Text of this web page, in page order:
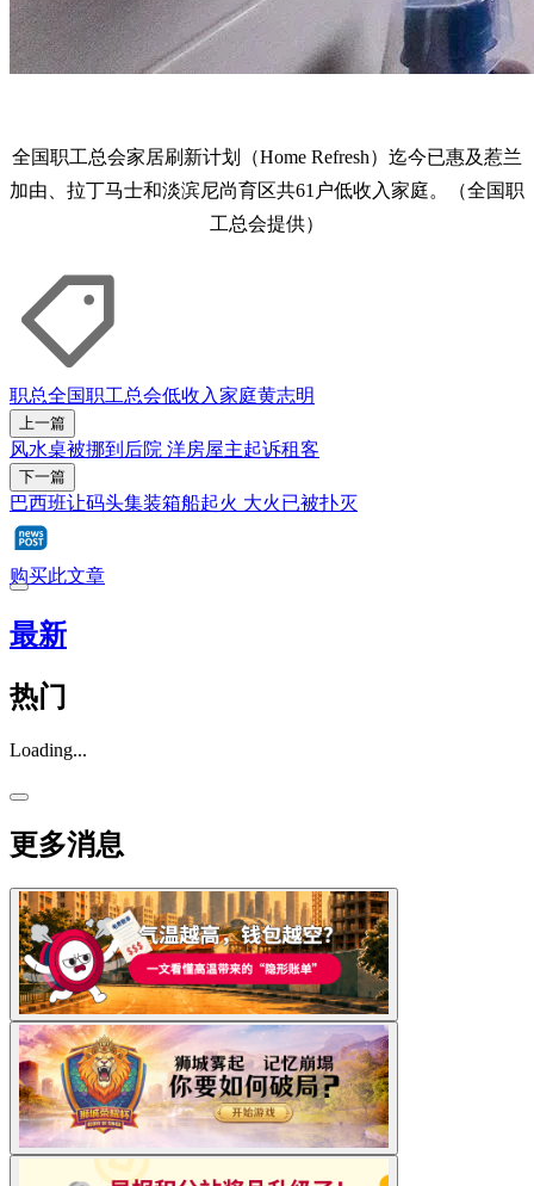
全国职工总会家居刷新计划（Home Refresh）迄今已惠及惹兰
加由、拉丁马士和淡滨尼尚育区共61户低收入家庭。（全国职
工总会提供）
职总全国职工总会低收入家庭黄志明
上一篇
风水桌被挪到后院 洋房屋主起诉租客
下一篇
巴西班让码头集装箱船起火 大火已被扑灭
购买此文章
最新
热门
Loading...
更多消息